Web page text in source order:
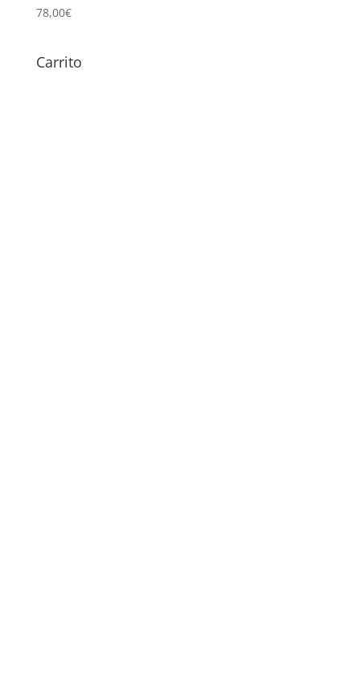
78,00€
Carrito